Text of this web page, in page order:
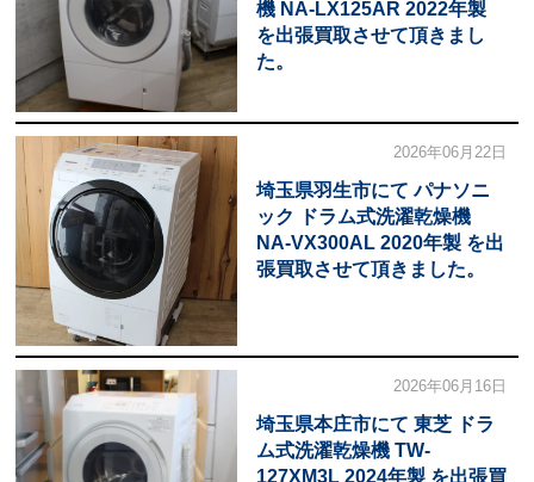
機 NA-LX125AR 2022年製
を出張買取させて頂きまし
た。
2026年06月22日
埼玉県羽生市にて パナソニ
ック ドラム式洗濯乾燥機
NA-VX300AL 2020年製 を出
張買取させて頂きました。
2026年06月16日
埼玉県本庄市にて 東芝 ドラ
ム式洗濯乾燥機 TW-
127XM3L 2024年製 を出張買